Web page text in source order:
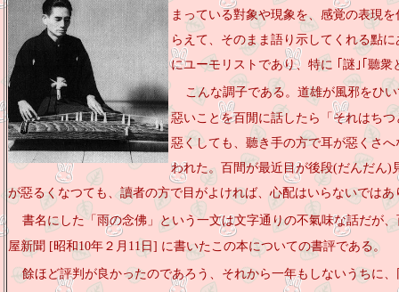
まっている對象や現象を、感覚の表現
らえて、そのまま語り示してくれる點
にユーモリストであり、特に ｢謎｣｢聽
こんな調子である。道雄が風邪をひ
惡いことを百閒に話したら「それはち
惡くしても、聽き手の方で耳が惡くさ
われた。百間が最近目が後段(だんだん)
が惡るくなつても、讀者の方で目がよければ、心配はいらないでは
書名にした「雨の念佛」という一文は文字通りの不氣味な話だが
屋新聞 [昭和10年２月11日] に書いたこの本についての書評である。
餘ほど評判が良かったのであろう、それから一年もしないうちに